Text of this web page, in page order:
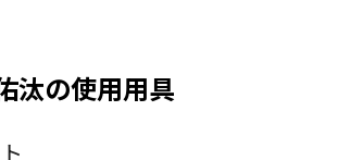
汰の使用用具